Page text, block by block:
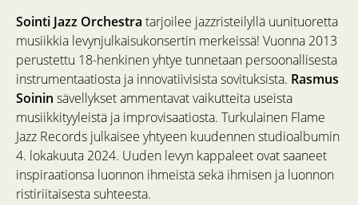
Sointi Jazz Orchestra tarjoilee jazzristeilyllä uunituoretta
musiikkia levynjulkaisukonsertin merkeissä! Vuonna 2013
perustettu 18-henkinen yhtye tunnetaan persoonallisesta
instrumentaatiosta ja innovatiivisista sovituksista. Rasmus
Soinin sävellykset ammentavat vaikutteita useista
musiikkityyleistä ja improvisaatiosta. Turkulainen Flame
Jazz Records julkaisee yhtyeen kuudennen studioalbumin
4. lokakuuta 2024. Uuden levyn kappaleet ovat saaneet
inspiraationsa luonnon ihmeistä sekä ihmisen ja luonnon
ristiriitaisesta suhteesta.